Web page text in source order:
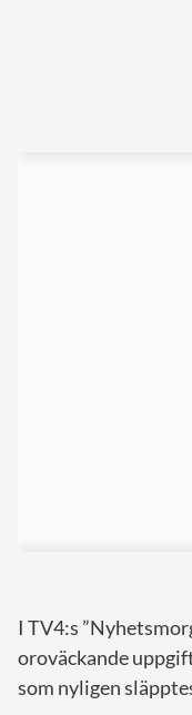
I TV4:s
oroväckande
som nyligen